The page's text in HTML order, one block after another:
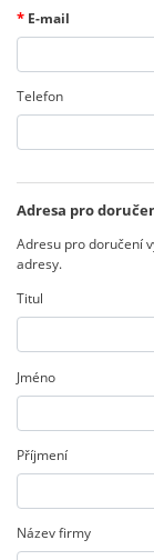
* E-mail
Telefon
Adresa pro
Adresu pro doručení
adresy.
Titul
Jméno
Příjmení
Název firmy